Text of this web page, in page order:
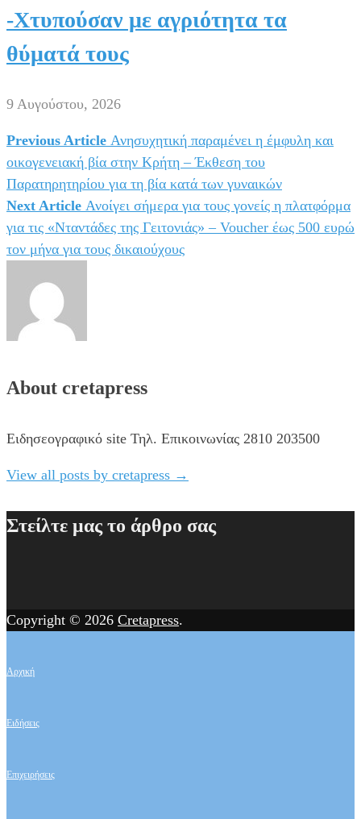
-Χτυπούσαν με αγριότητα τα
θύματά τους
9 Αυγούστου, 2026
Πλοήγηση
άρθρων
Previous Article Ανησυχητική παραμένει η έμφυλη και
οικογενειακή βία στην Κρήτη – Έκθεση του
Παρατηρητηρίου για τη βία κατά των γυναικών
Next Article Ανοίγει σήμερα για τους γονείς η πλατφόρμα
για τις «Νταντάδες της Γειτονιάς» – Voucher έως 500 ευρώ
τον μήνα για τους δικαιούχους
About cretapress
Ειδησεογραφικό site Τηλ. Επικοινωνίας 2810 203500
View all posts by cretapress →
Στείλτε μας το άρθρο σας
Copyright © 2026 Cretapress.
Αρχική
Ειδήσεις
Επιχειρήσεις